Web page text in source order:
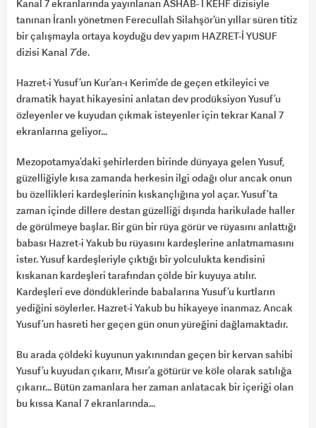
Kanal 7 ekranlarında yayınlanan ASHAB- I KEHF dizisiyle
tanınan İranlı yönetmen Ferecullah Silahşör’ün yıllar süren titiz
bir çalışmayla ortaya koyduğu dev yapım HAZRET-İ YUSUF
dizisi Kanal 7’de.
Hazret-i Yusuf’un Kur’an-ı Kerim’de de geçen etkileyici ve
dramatik hayat hikayesini anlatan dev prodüksiyon Yusuf’u
özleyenler ve kuyudan çıkmak isteyenler için tekrar Kanal 7
ekranlarına geliyor…
Mezopotamya’daki şehirlerden birinde dünyaya gelen Yusuf,
güzelliğiyle kısa zamanda herkesin ilgi odağı olur ancak onun
bu özellikleri kardeşlerinin kıskançlığına yol açar. Yusuf’ta
zaman içinde dillere destan güzelliği dışında harikulade haller
de görülmeye başlar. Bir gün bir rüya görür ve rüyasını anlattığı
babası Hazret-i Yakub bu rüyasını kardeşlerine anlatmamasını
ister. Yusuf kardeşleriyle çıktığı bir yolculukta kendisini
kıskanan kardeşleri tarafından çölde bir kuyuya atılır.
Kardeşleri eve döndüklerinde babalarına Yusuf’u kurtların
yediğini söylerler. Hazret-i Yakub bu hikayeye inanmaz. Ancak
Yusuf’un hasreti her geçen gün onun yüreğini dağlamaktadır.
Bu arada çöldeki kuyunun yakınından geçen bir kervan sahibi
Yusuf’u kuyudan çıkarır, Mısır’a götürür ve köle olarak satılığa
çıkarır… Bütün zamanlara her zaman anlatacak bir içeriği olan
bu kıssa Kanal 7 ekranlarında…